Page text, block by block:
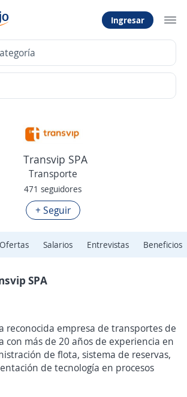
Ingresar
Transvip SPA
Transporte
471 seguidores
+ Seguir
Ofertas Salarios Entrevistas Beneficios
SPA
reconocida empresa de transportes de
con más de 20 años de experiencia en
de flota, sistema de reservas,
de tecnología en procesos